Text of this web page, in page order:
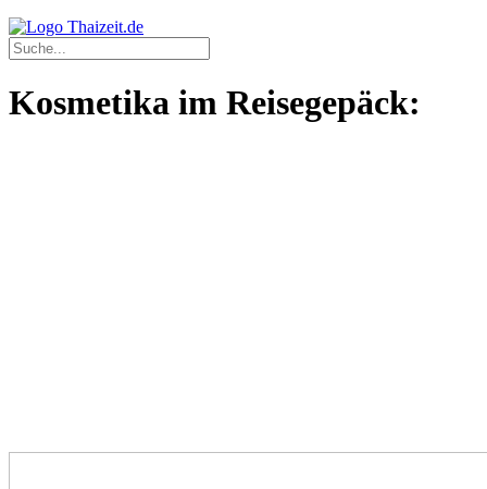
Kosmetika im Reisegepäck: